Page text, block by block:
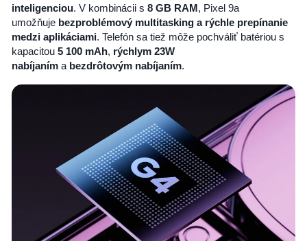
inteligenciou. V kombinácii s 8 GB RAM, Pixel 9a
umožňuje bezproblémový multitasking a rýchle prepínanie
medzi aplikáciami. Telefón sa tiež môže pochváliť batériou s
kapacitou 5 100 mAh, rýchlym 23W
nabíjaníma bezdrôtovým nabíjaním.